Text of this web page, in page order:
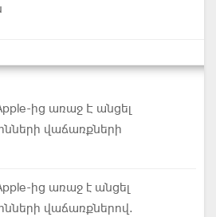
ից առաջ Է անցել
վաճառքների
ից առաջ է անցել
վաճառքներով.